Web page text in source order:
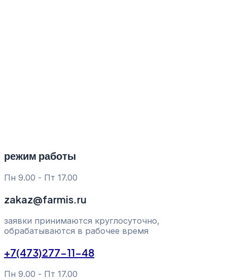
режим работы
Пн 9.00 - Пт 17.00
zakaz@farmis.ru
заявки принимаются круглосуточно,
обрабатываются в рабочее время
+7(473)277-11-48
Пн 9.00 - Пт 17.00